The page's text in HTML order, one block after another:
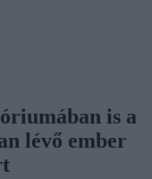
is a
lévő ember